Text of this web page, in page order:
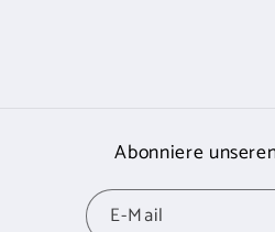
Abonniere
E-Mail